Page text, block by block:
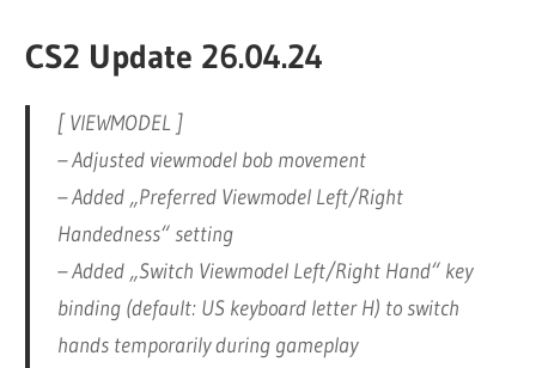
CS2 Update 26.04.24
[ VIEWMODEL ]
– Adjusted viewmodel bob movement
– Added „Preferred Viewmodel Left/Right
Handedness“ setting
– Added „Switch Viewmodel Left/Right Hand“ key
binding (default: US keyboard letter H) to switch
hands temporarily during gameplay